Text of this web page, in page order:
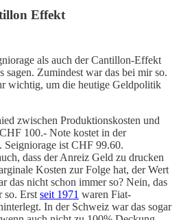
Effekt
als auch der Cantillon-Effekt
sagen. Zumindest war das bei mir so.
wichtig, um die heutige Geldpolitik
zwischen Produktionskosten und
100.- Note kostet in der
Seigniorage ist CHF 99.60.
dass der Anreiz Geld zu drucken
Kosten zur Folge hat, der Wert
das nicht schon immer so? Nein, das
so. Erst seit 1971 waren Fiat-
In der Schweiz war das sogar